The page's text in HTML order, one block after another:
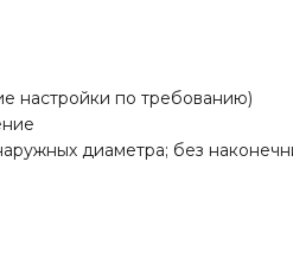
настройки по требованию)
диаметра; без